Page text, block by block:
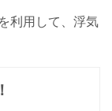
利用して、浮気